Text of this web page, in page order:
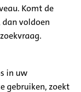
Komt de
voldoen
in uw
gebruiken, zoekt